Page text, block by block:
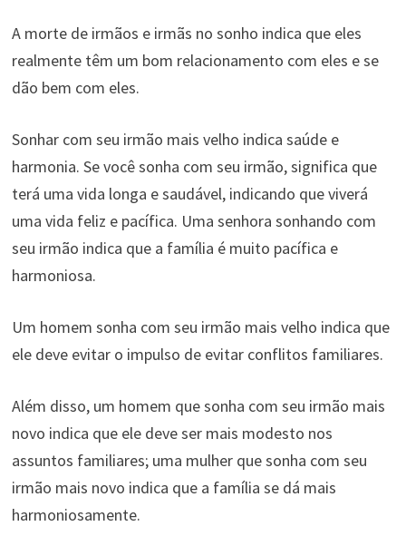
A morte de irmãos e irmãs no sonho indica que eles
realmente têm um bom relacionamento com eles e se
dão bem com eles.
Sonhar com seu irmão mais velho indica saúde e
harmonia. Se você sonha com seu irmão, significa que
terá uma vida longa e saudável, indicando que viverá
uma vida feliz e pacífica. Uma senhora sonhando com
seu irmão indica que a família é muito pacífica e
harmoniosa.
Um homem sonha com seu irmão mais velho indica que
ele deve evitar o impulso de evitar conflitos familiares.
Além disso, um homem que sonha com seu irmão mais
novo indica que ele deve ser mais modesto nos
assuntos familiares; uma mulher que sonha com seu
irmão mais novo indica que a família se dá mais
harmoniosamente.